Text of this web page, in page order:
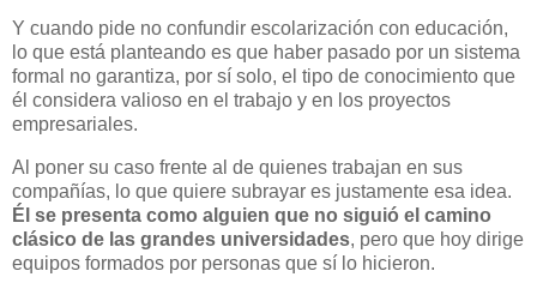
Y cuando pide no confundir escolarización con educación,
lo que está planteando es que haber pasado por un sistema
formal no garantiza, por sí solo, el tipo de conocimiento que
él considera valioso en el trabajo y en los proyectos
empresariales.
Al poner su caso frente al de quienes trabajan en sus
compañías, lo que quiere subrayar es justamente esa idea.
Él se presenta como alguien que no siguió el camino
clásico de las grandes universidades, pero que hoy dirige
equipos formados por personas que sí lo hicieron.